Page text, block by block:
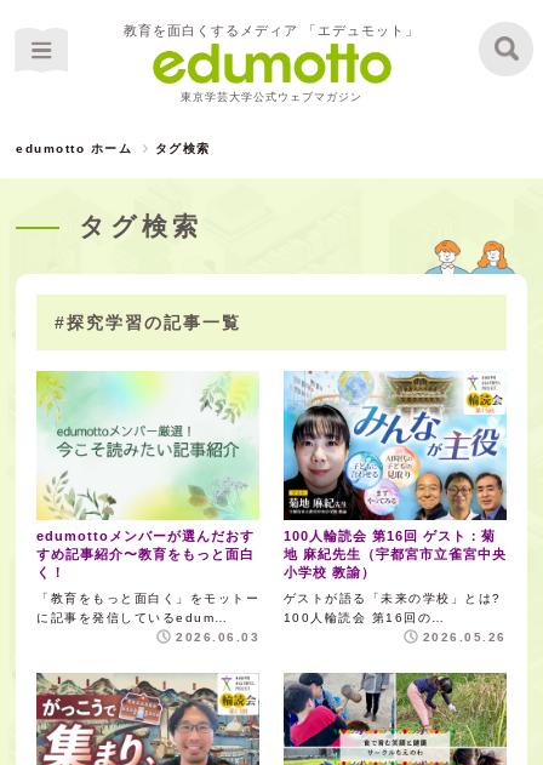
教育を面白くするメディア 「エデュモット」
東京学芸大学公式ウェブマガジン
edumotto ホーム タグ検索
タグ検索
#探究学習の記事一覧
edumottoメンバーが選んだおす
すめ記事紹介〜教育をもっと面白
く！
「教育をもっと面白く」をモットー
に記事を発信しているedum…
2026.06.03
100人輪読会 第16回 ゲスト：菊
地 麻紀先生（宇都宮市立雀宮中央
小学校 教諭）
ゲストが語る「未来の学校」とは?
100人輪読会 第16回の…
2026.05.26